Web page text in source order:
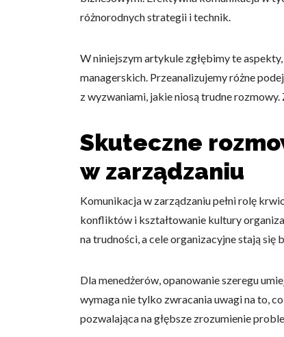
różnorodnych strategii i technik.
W niniejszym artykule zgłębimy te
managerskich. Przeanalizujemy różne
z wyzwaniami, jakie niosą trudne
Skuteczne
w zarządzaniu
Komunikacja w zarządzaniu pełni rolę
konfliktów i kształtowanie kultury
na trudności, a cele organizacyjne stają się
Dla menedżerów, opanowanie szeregu
wymaga nie tylko zwracania uwagi na to,
pozwalająca na głębsze zrozumienie